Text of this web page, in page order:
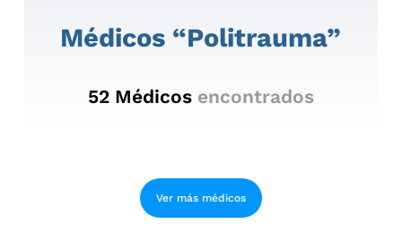
Médicos “politrauma”
52Médicos encontrados
Ver más médicos